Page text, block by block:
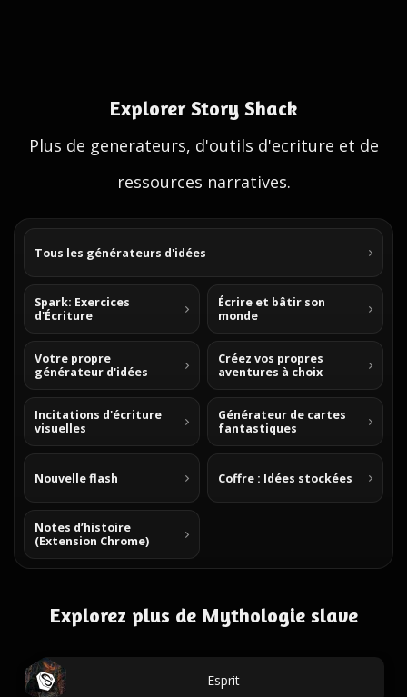
Explorer Story Shack
Plus de generateurs, d'outils d'ecriture et de
ressources narratives.
Tous les générateurs d'idées
Spark: Exercices
d'Écriture
Écrire et bâtir son
monde
Votre propre
générateur d'idées
Créez vos propres
aventures à choix
Incitations d'écriture
visuelles
Générateur de cartes
fantastiques
Nouvelle flash Coffre : Idées stockées
Notes d’histoire
(Extension Chrome)
Explorez plus de Mythologie slave
Esprit